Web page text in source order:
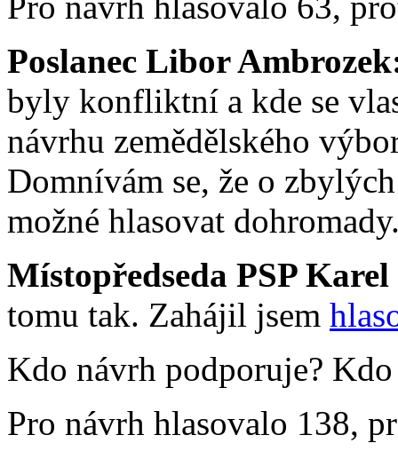
Poslanec Libor
byly konfliktní a kde se
návrhu zemědělského
Domnívám se, že o
možné hlasovat
Místopředseda PSP
tomu tak. Zahájil jsem
Kdo návrh podporuje?
Pro návrh hlasovalo 138,